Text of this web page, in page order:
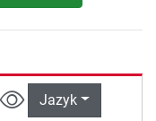
Jazyk